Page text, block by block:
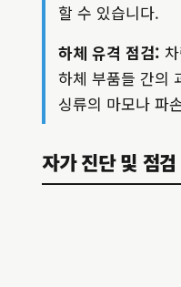
할 수 있습니다.
하체 유격 점검:
하체 부품들 간의
싱류의 마모나 파
자가 진단 및 점